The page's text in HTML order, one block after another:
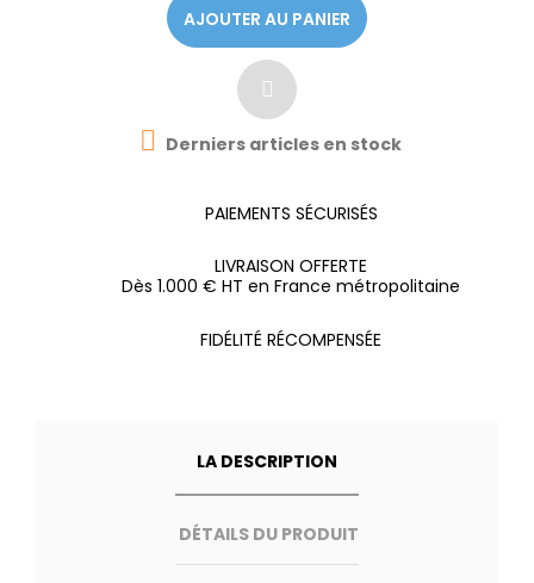
AJOUTER AU PANIER
 Derniers articles en stock
PAIEMENTS SÉCURISÉS
LIVRAISON OFFERTE
Dès 1.000 € HT en France métropolitaine
FIDÉLITÉ RÉCOMPENSÉE
LA DESCRIPTION
DÉTAILS DU PRODUIT